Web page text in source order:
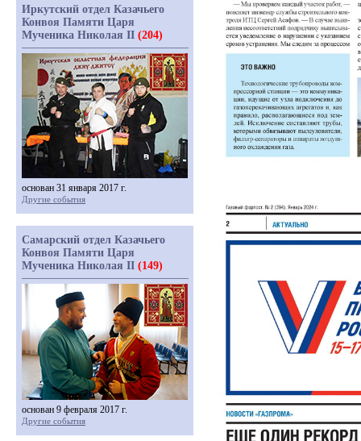
Иркутский отдел Казачьего
Конвоя Памяти Царя
Мученика Николая II (204)
основан 31 января 2017 г.
Другие события
Самарский отдел Казачьего
Конвоя Памяти Царя
Мученика Николая II (149)
основан 9 февраля 2017 г.
Другие события